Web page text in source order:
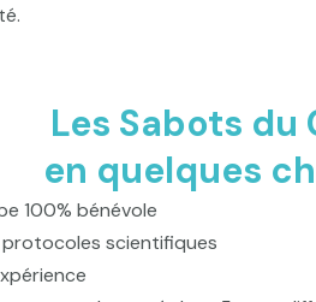
Les Sabots
en quelques
100% bénévole
scientifiques